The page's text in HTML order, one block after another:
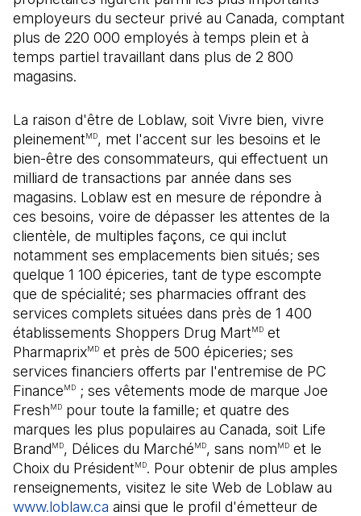
employeurs du secteur privé au Canada, comptant
plus de 220 000 employés à temps plein et à
temps partiel travaillant dans plus de 2 800
magasins.
La raison d'être de Loblaw, soit Vivre bien, vivre
pleinementMD, met l'accent sur les besoins et le
bien-être des consommateurs, qui effectuent un
milliard de transactions par année dans ses
magasins. Loblaw est en mesure de répondre à
ces besoins, voire de dépasser les attentes de la
clientèle, de multiples façons, ce qui inclut
notamment ses emplacements bien situés; ses
quelque 1 100 épiceries, tant de type escompte
que de spécialité; ses pharmacies offrant des
services complets situées dans près de 1 400
établissements Shoppers Drug MartMD et
PharmaprixMD et près de 500 épiceries; ses
services financiers offerts par l'entremise de PC
FinanceMD
; ses vêtements mode de marque Joe
FreshMD pour toute la famille; et quatre des
marques les plus populaires au Canada, soit Life
BrandMD, Délices du MarchéMD, sans nomMD et le
Choix du PrésidentMD. Pour obtenir de plus amples
renseignements, visitez le site Web de Loblaw au
www.loblaw.ca ainsi que le profil d'émetteur de